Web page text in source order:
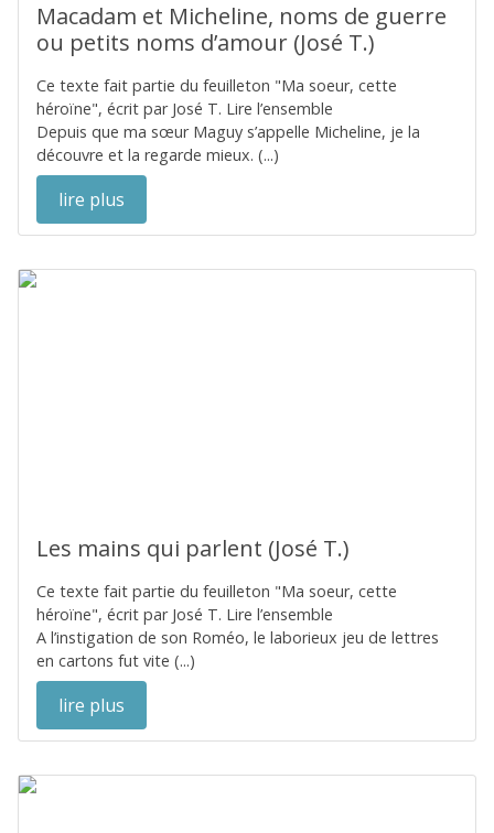
Macadam et Micheline, noms de guerre
ou petits noms d’amour (José T.)
Ce texte fait partie du feuilleton "Ma soeur, cette
héroïne", écrit par José T. Lire l’ensemble
Depuis que ma sœur Maguy s’appelle Micheline, je la
découvre et la regarde mieux. (...)
lire plus
Les mains qui parlent (José T.)
Ce texte fait partie du feuilleton "Ma soeur, cette
héroïne", écrit par José T. Lire l’ensemble
A l’instigation de son Roméo, le laborieux jeu de lettres
en cartons fut vite (...)
lire plus